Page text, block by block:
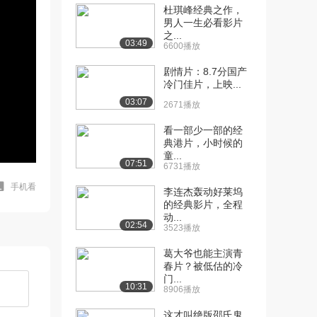
手机看
03:49
杜琪峰经典之作，
男人一生必看影片
之...
6600播放
03:07
剧情片：8.7分国产
冷门佳片，上映...
2671播放
07:51
看一部少一部的经
典港片，小时候的
童...
6731播放
02:54
李连杰轰动好莱坞
的经典影片，全程
动...
3523播放
10:31
葛大爷也能主演青
春片？被低估的冷
门...
8906播放